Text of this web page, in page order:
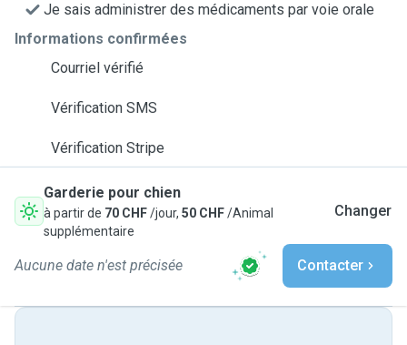
Je sais administrer des médicaments par voie orale
Informations confirmées
Courriel vérifié
Vérification SMS
Vérification Stripe
Garderie pour chien
à partir de 70 CHF/jour, 50 CHF/Animal
supplémentaire
Changer
Aucune date n'est précisée Contacter